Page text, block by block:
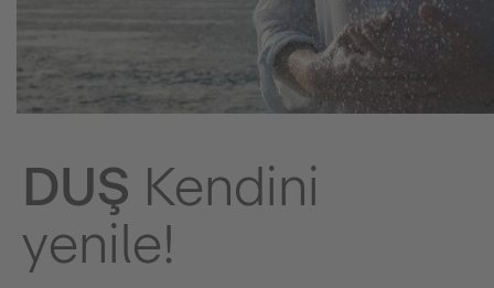
DUŞ Kendini
yenile!